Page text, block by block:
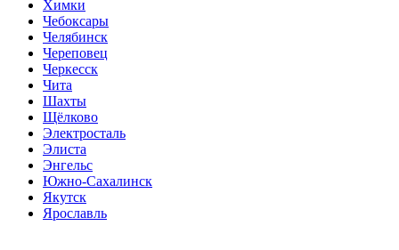
Химки
Чебоксары
Челябинск
Череповец
Черкесск
Чита
Шахты
Щёлково
Электросталь
Элиста
Энгельс
Южно-Сахалинск
Якутск
Ярославль